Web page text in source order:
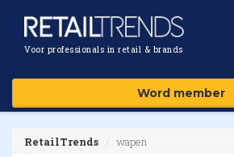
Voor professionals in retail & brands
Word member
RetailTrends wapen